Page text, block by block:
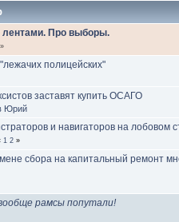
лентами. Про выборы.
»
полицейских"
заставят купить ОСАГО
Юрий
и навигаторов на лобовом
1 2 »
сбора на капитальный ремонт
рамсы попутали!